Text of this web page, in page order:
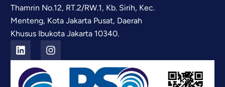
Thamrin No.12, RT.2/RW.1, Kb. Sirih, Kec.
Menteng, Kota Jakarta Pusat, Daerah
Khusus Ibukota Jakarta 10340.